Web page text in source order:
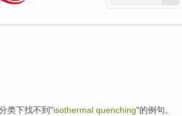
类下找不到"isothermal quenching"的例句。